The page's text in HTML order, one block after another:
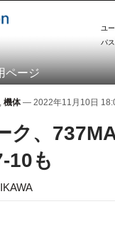
ユ
パ
ページ
, 機体— 2022年11月10日
ク、
も